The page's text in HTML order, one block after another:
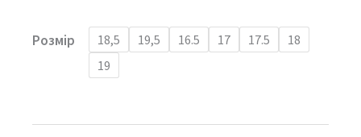
Розмір 18,5 19,5 16.5 17 17.5
18
19
Срібна